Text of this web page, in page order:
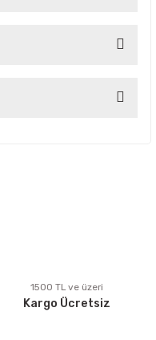
yapın!
1500 TL ve üzeri
Kargo Ücretsiz